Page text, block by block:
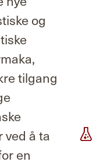
og
tilgang
ved å ta
en